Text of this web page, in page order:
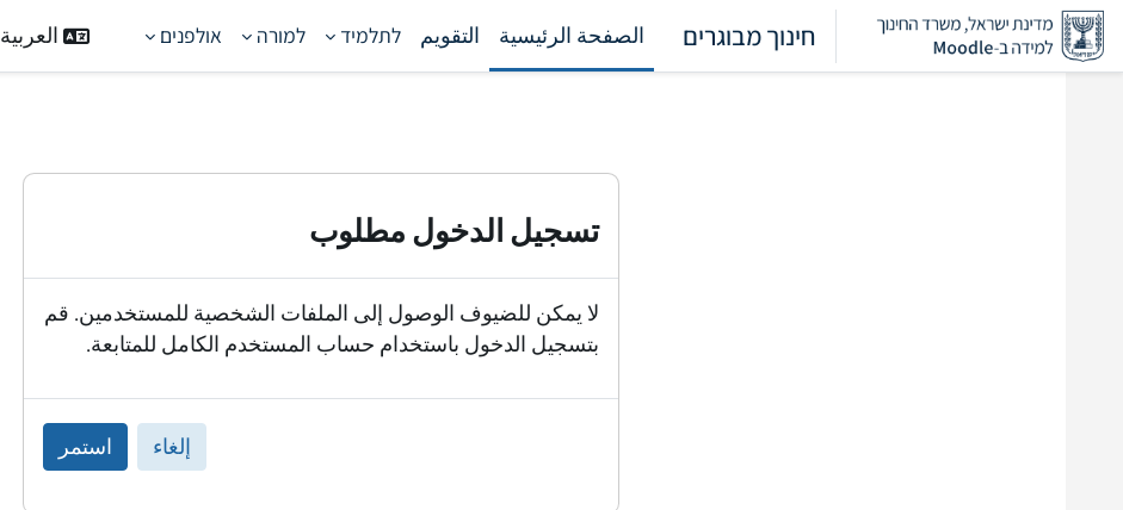
تخطى إلى المحتوى الرئيسي
חינוך מבוגרים الصفحة الرئيسية التقويم לתלמיד למורה אולפנים العربية ‎(ar)‎
تسجيل الدخول مطلوب
لا يمكن للضيوف الوصول إلى الملفات الشخصية للمستخدمين. قم
بتسجيل الدخول باستخدام حساب المستخدم الكامل للمتابعة.
إلغاء استمر